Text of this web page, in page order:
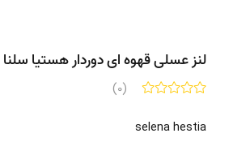
لنز عسلی قهوه ای دوردار هستیا سلنا
(0)
selena hestia